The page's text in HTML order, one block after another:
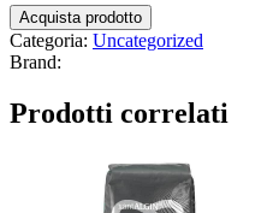
Acquista prodotto
Categoria: Uncategorized
Brand:
Prodotti correlati